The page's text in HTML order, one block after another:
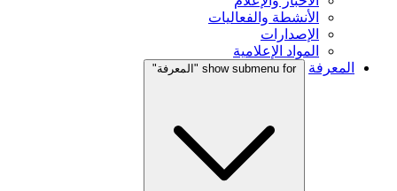
الأنشطة والفعاليات
الإصدارات
المواد الإعلامية
المعرفة
show submenu for "المعرفة"